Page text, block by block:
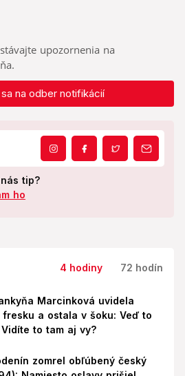
upozornenia na
na odber notifikácií
tip?
ho
4 hodiny 72 hodín
Marcinková uvidela
a ostala v šoku: Veď to
to tam aj vy?
zomrel obľúbený český